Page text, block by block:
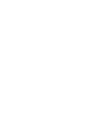
de nieuwste
en nog veel